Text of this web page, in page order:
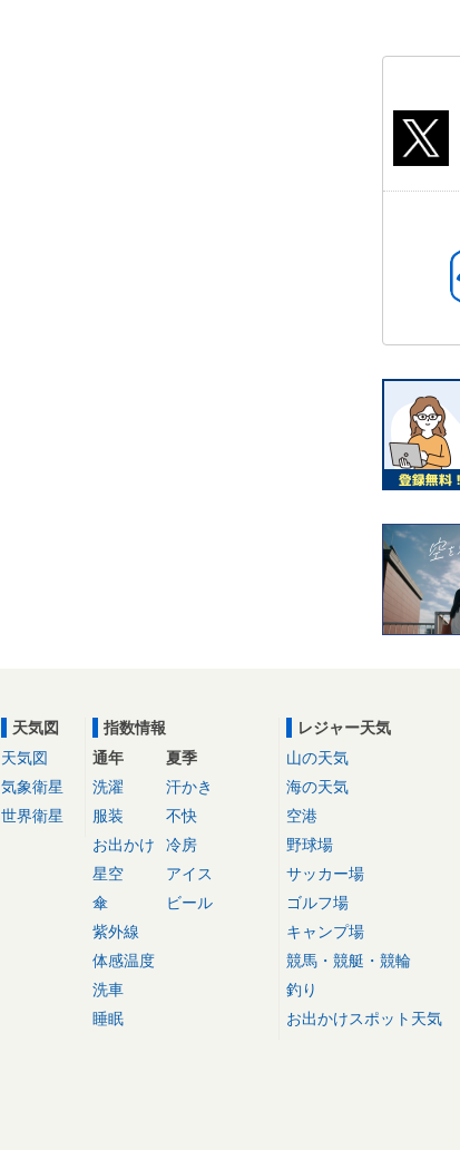
天気図
天気図
気象衛星
世界衛星
指数情報
通年
洗濯
服装
お出かけ
星空
傘
紫外線
体感温度
洗車
睡眠
夏季
汗かき
不快
冷房
アイス
ビール
レジャー天気
山の天気
海の天気
空港
野球場
サッカー場
ゴルフ場
キャンプ場
競馬・競艇・競輪
釣り
お出かけスポット天気